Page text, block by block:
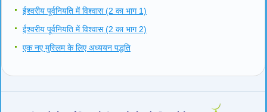
ईश्वरीय पूर्वनियति में विश्वास (2 का भाग 1)
ईश्वरीय पूर्वनियति में विश्वास (2 का भाग 2)
एक नए मुस्लिम के लिए अध्ययन पद्धति